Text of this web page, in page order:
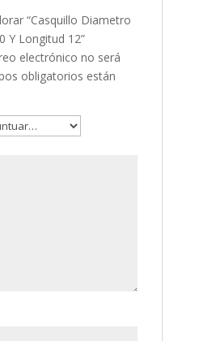
“Casquillo Diametro
Y Longitud 12”
electrónico no será
obligatorios están